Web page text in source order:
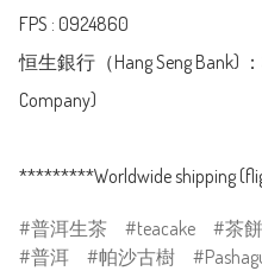
FPS : 0924860
恒生銀行（Hang Seng Bank)
Company)
普洱生茶 teacake 茶餅
普洱
帕沙古樹